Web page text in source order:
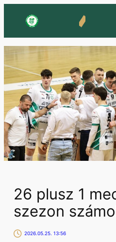
content
26 plusz 1
szezon
2026.05.25. 13:56